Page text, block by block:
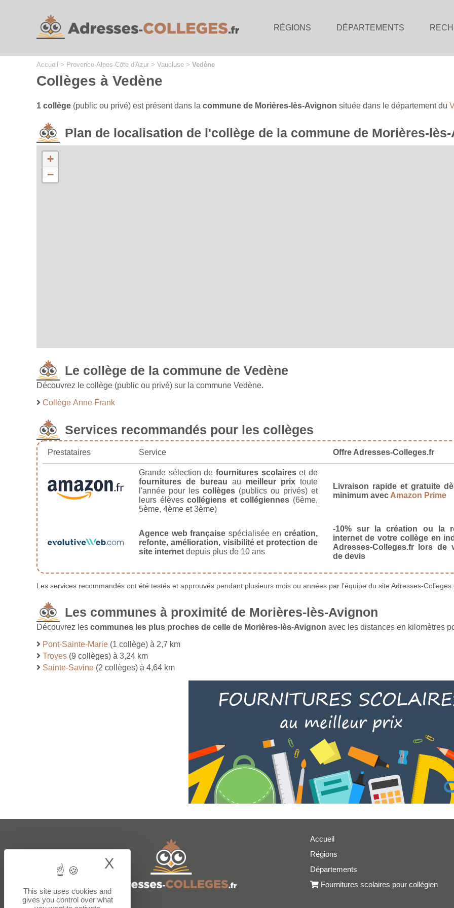
RÉGIONS DÉPARTEMENTS
Accueil > Provence-Alpes-Côte d'Azur > Vaucluse > Vedène
Collèges à Vedène
1 collège (public ou privé) est présent dans la commune de Morières-lès-Avignon située dans le département du
Plan de localisation de l'collège de la commune de Morières-
+
−
Le collège de la commune de Vedène
Découvrez le collège (public ou privé) sur la commune Vedène.
Collège Anne Frank
Services recommandés pour les collèges
Prestataires Service Offre Adresses-Colleges.fr
Grande sélection de fournitures scolaireset de
fournitures de bureau au meilleur prixtoute
l'année pour les collèges(publics ou privés) et
leurs élèvescollégiens et collégiennes (6ème,
5ème, 4ème et 3ème)
Livraison rapide et gratuite
minimum avec Amazon Prime
Agence web française spécialisée en création,
refonte, amélioration, visibilité et protection de
site internet depuis plus de 10 ans
-10% sur la création ou la
internet de votre collège en
Adresses-Colleges.fr lors de
de devis
Les services recommandés ont été testés et approuvés pendant plusieurs mois ou années par l'équipe du site Adresses-
Les communes à proximité de Morières-lès-Avignon
Découvrez les communes les plus proches de celle de Morières-lès-Avignon avec les distances en kilomètres
Pont-Sainte-Marie (1 collège) à 2,7 km
Troyes (9 collèges) à 3,24 km
Sainte-Savine (2 collèges) à 4,64 km
Accueil
Régions
Départements
Fournitures scolaires pour collégien
This site uses cookies and
gives you control over what
X Hide cookie banner